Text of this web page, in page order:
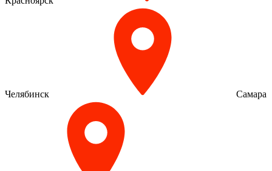
Челябинск Самара